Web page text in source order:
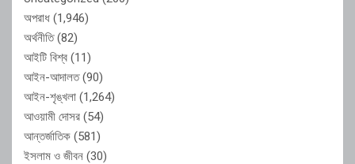
অপরাধ (1,946)
অর্থনীতি(82)
আইটি বিশ্ব (11)
আইন-আদালত(90)
আইন-শৃঙ্খলা (1,264)
আওয়ামী দোসর (54)
আন্তর্জাতিক (581)
ইসলাম ও জীবন (30)